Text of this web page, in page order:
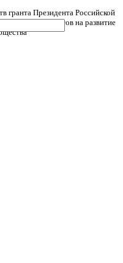
гранта Президента Российской
грантов на развитие